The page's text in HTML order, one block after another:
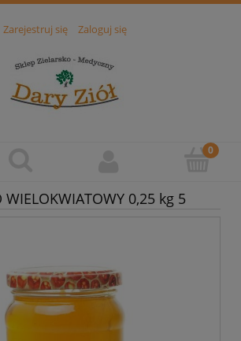
Zarejestruj się Zaloguj się
0,25 kg 5